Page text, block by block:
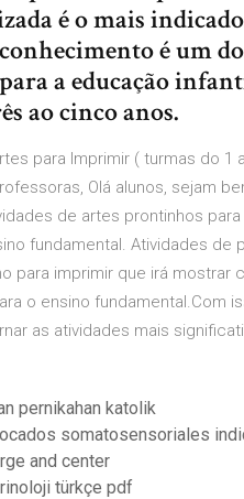
é o mais
é um
a educação
ao cinco anos.
para Imprimir ( turmas do 1
Olá alunos, sejam
de artes prontinhos
fundamental. Atividades de
para imprimir que irá
o ensino fundamental.Com
as atividades mais
pernikahan katolik
somatosensoriales
and center
türkçe pdf